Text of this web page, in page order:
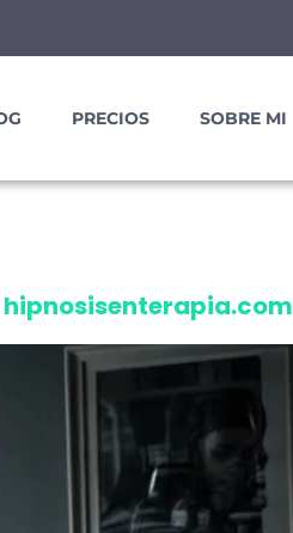
PRECIOS SOBRE MI
hipnosisenterapia.com